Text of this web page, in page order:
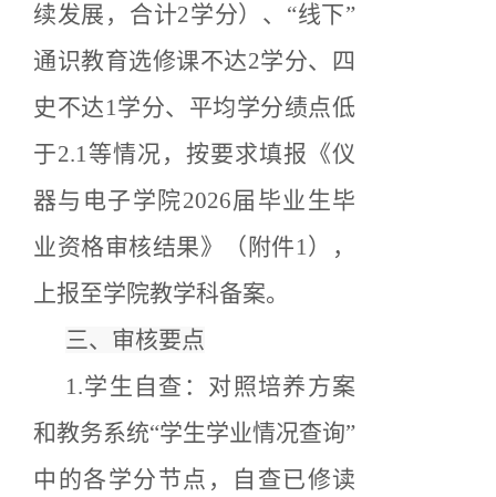
续发展，合计2学分）、 “线下”
通识教育选修课不达2学分、 四
史不达1学分、 平均学分绩点低
于2.1等情况，按要求填报《仪
器与电子学院2026届毕业生毕
业资格审核结果》
（附件1），
上报至学院教学科备案。
三、审核要点
1.学生自查：对照培养方案
和教务系统“学生学业情况查询”
中的各学分节点，自查已修读